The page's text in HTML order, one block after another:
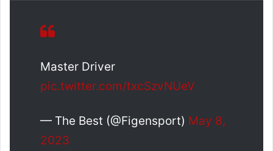
Master Driver
pic.twitter.com/txcSzvNUeV
— The Best (@Figensport) May 8,
2023